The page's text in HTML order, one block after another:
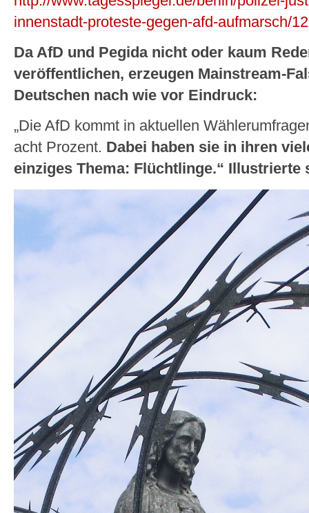
innenstadt-proteste-gegen-afd-aufmarsch/
Da AfD und Pegida nicht oder kaum
veröffentlichen, erzeugen Mainstream-
Deutschen nach wie vor Eindruck:
„Die AfD kommt in aktuellen
acht Prozent. Dabei haben sie in ihren
einziges Thema: Flüchtlinge.“ Illustrierte